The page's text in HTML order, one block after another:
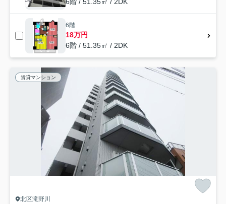
6階 / 51.35㎡ / 2DK
6階
18万円
6階 / 51.35㎡ / 2DK
賃貸マンション
北区滝野川